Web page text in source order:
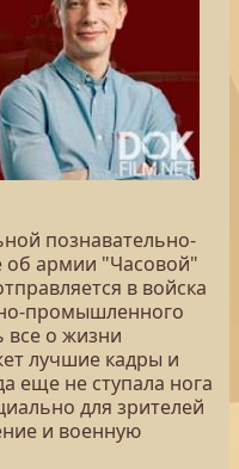
познавательно-
об армии "Часовой"
в войска
промышленного
все о жизни
лучшие кадры и
еще не ступала нога
для зрителей
и военную